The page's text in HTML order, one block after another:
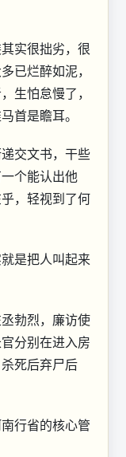
实很拙劣，很
已烂醉如泥，
生怕怠慢了，
首是瞻耳。
交文书，干些
个能认出他
，轻视到了何
是把人叫起来
勃烈，廉访使
分别在进入房
死后弃尸后
行省的核心管